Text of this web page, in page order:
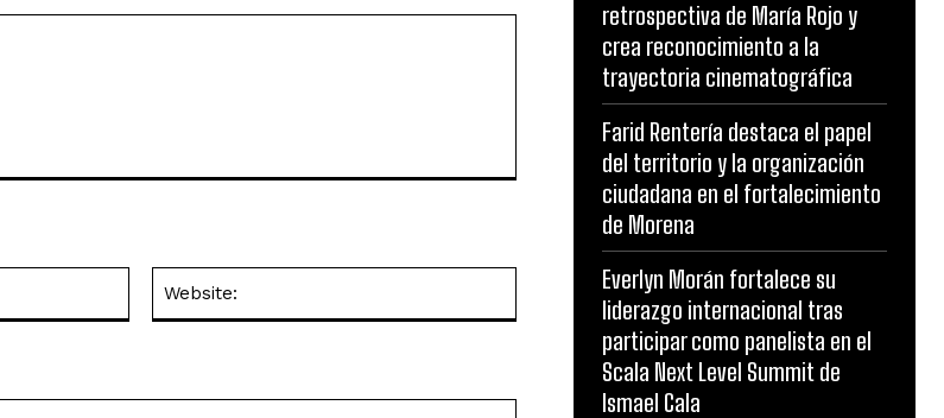
retrospectiva de María Rojo y
crea reconocimiento a la
trayectoria cinematográfica
Farid Rentería destaca el papel
del territorio y la organización
ciudadana en el fortalecimiento
de Morena
Everlyn Morán fortalece su
liderazgo internacional tras
participar como panelista en el
Scala Next Level Summit de
Ismael Cala